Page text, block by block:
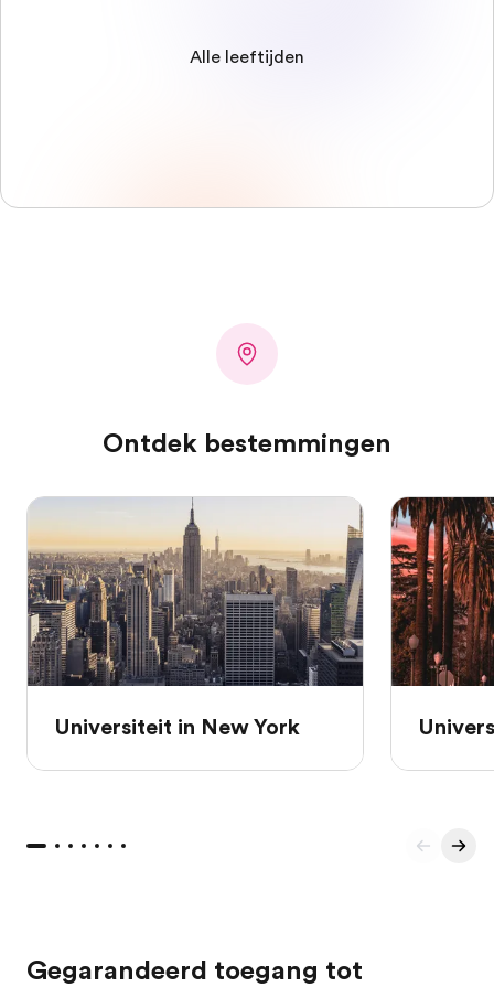
Alle leeftijden
Ontdek bestemmingen
Universiteit in New York
Gegarandeerd toegang tot